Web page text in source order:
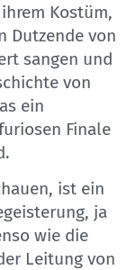
Kostüm,
Dutzende von
sangen und
von
ein
Finale
ist ein
ja
wie die
Leitung von